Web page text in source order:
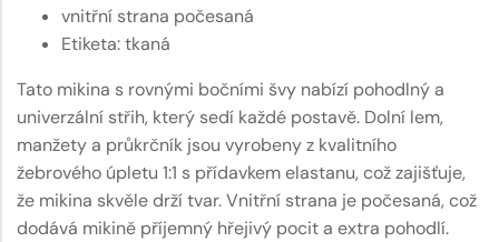
vnitřní strana počesaná
Etiketa: tkaná
Tato mikina s rovnými bočními švy nabízí pohodlný a
univerzální střih, který sedí každé postavě. Dolní lem,
manžety a průkrčník jsou vyrobeny z kvalitního
žebrového úpletu 1:1 s přídavkem elastanu, což zajišťuje,
že mikina skvěle drží tvar. Vnitřní strana je počesaná, což
dodává mikině příjemný hřejivý pocit a extra pohodlí.